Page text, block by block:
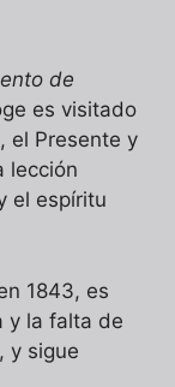
de
es visitado
el Presente y
lección
el espíritu
1843, es
y la falta de
y sigue